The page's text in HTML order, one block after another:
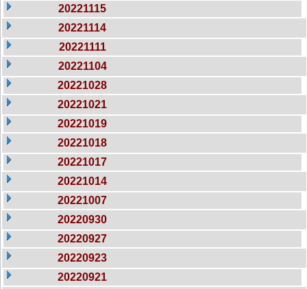
20221115
20221114
20221111
20221104
20221028
20221021
20221019
20221018
20221017
20221014
20221007
20220930
20220927
20220923
20220921